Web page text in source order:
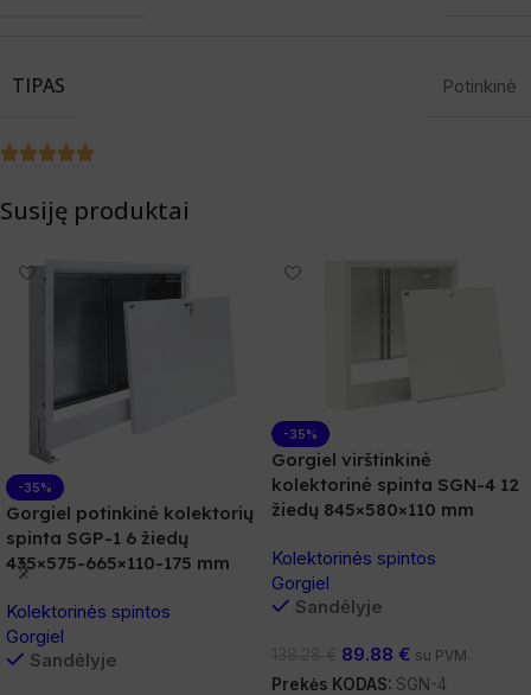
TIPAS Potinkinė
Susiję produktai
-35%
Gorgiel potinkinė kolektorių
spinta SGP-1 6 žiedų
435×575-665×110-175 mm
Kolektorinės spintos
Gorgiel
Sandėlyje
-35%
Gorgiel virštinkinė
kolektorinė spinta SGN-4 12
žiedų 845×580×110 mm
Kolektorinės spintos
Gorgiel
Sandėlyje
89.88 € su PVM
Prekės KODAS: SGN-4